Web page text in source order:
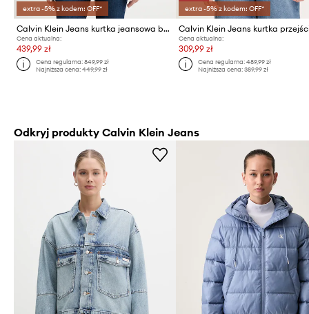
extra -5% z kodem: OFF*
Calvin Klein Jeans kurtka jeansowa bawełniana
Cena aktualna:
439,99 zł
Cena regularna:849,99 zł
Najniższa cena:449,99 zł
extra -5% z kodem: OFF*
Cena aktualna:
309,99 zł
Cena regularna: 489,99 zł
Najniższa cena: 389,99 zł
Odkryj produkty Calvin Klein Jeans